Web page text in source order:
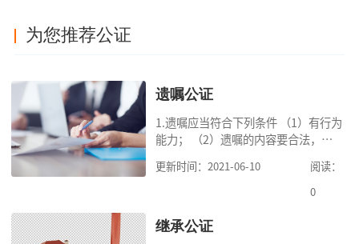
为您推荐公证
遗嘱公证
1.遗嘱应当符合下列条件 （1）有行为
能力； （2）遗嘱的内容要合法，对
人要保留必要的份额； （3）遗嘱中
的财产是个人合法财产。 2.可受理的
更新时间：2021-06-10
阅读：
0
继承公证